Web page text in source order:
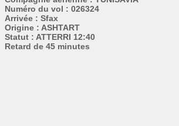
Numéro du vol : 026324
Arrivée : Sfax
Origine : ASHTART
Statut : ATTERRI 12:40
Retard de 45 minutes